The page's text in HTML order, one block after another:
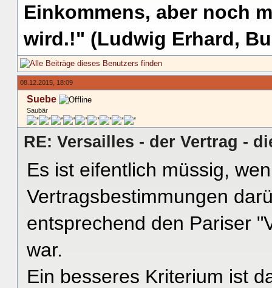
Einkommens, aber noch
wird.!" (Ludwig Erhard,
08.12.2015, 18:09
Suebe
Saubär
RE: Versailles - der Vertrag -
Es ist eifentlich müssig,
Vertragsbestimmungen
entsprechend den Pariser
war.
Ein besseres Kriterium ist